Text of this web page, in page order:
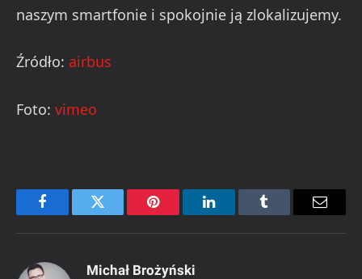
naszym smartfonie i spokojnie ją zlokalizujemy.
Źródło: airbus
Foto: vimeo
FacebookTwitter Pinterest LinkedInTumblr Email
Michał Brożyński